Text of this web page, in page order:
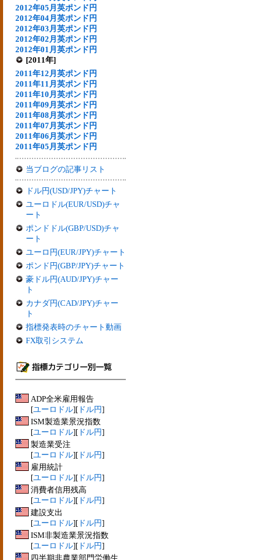
2012年05月英ポンド円
2012年04月英ポンド円
2012年03月英ポンド円
2012年02月英ポンド円
2012年01月英ポンド円
[2011年]
2011年12月英ポンド円
2011年11月英ポンド円
2011年10月英ポンド円
2011年09月英ポンド円
2011年08月英ポンド円
2011年07月英ポンド円
2011年06月英ポンド円
2011年05月英ポンド円
当ブログの記事リスト
ドル円(USD/JPY)チャート
ユーロドル(EUR/USD)チャ
ート
ポンドドル(GBP/USD)チャ
ート
ユーロ円(EUR/JPY)チャート
ポンド円(GBP/JPY)チャート
豪ドル円(AUD/JPY)チャー
ト
カナダ円(CAD/JPY)チャー
ト
指標発表時のチャート動画
FX取引システム
ADP全米雇用報告
[ユーロドル][ ドル円]
ISM製造業景況指数
[ユーロドル][ ドル円]
製造業受注
[ユーロドル][ ドル円]
雇用統計
[ユーロドル][ ドル円]
消費者信用残高
[ユーロドル][ ドル円]
建設支出
[ユーロドル][ ドル円]
ISM非製造業景況指数
[ユーロドル][ ドル円]
四半期非農業部門労働生